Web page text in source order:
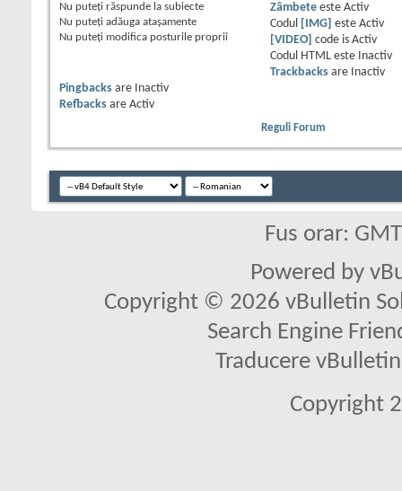
Nu puteţi răspunde la subiecte
Nu puteţi adăuga ataşamente
Nu puteţi modifica posturile proprii
Zâmbeteeste Activ
Codul
[IMG] este Activ
[VIDEO]
code is Activ
Codul HTML este
Inactiv
Trackbacksare
Inactiv
Pingbacks are
Inactiv
Refbacks are Activ
Reguli Forum
Fus orar:
Powered by
Copyright © 2026 vBulletin
Search Engine
Traducere
Copyright